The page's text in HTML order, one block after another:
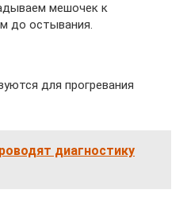
мешочек к
до остывания.
для прогревания
диагностику